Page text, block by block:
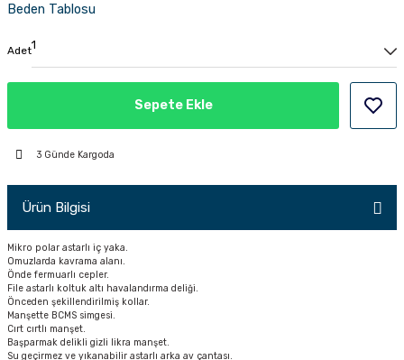
Beden Tablosu
Adet
Sepete Ekle
3 Günde Kargoda
Ürün Bilgisi
Mikro polar astarlı iç yaka.
Omuzlarda kavrama alanı.
Önde fermuarlı cepler.
File astarlı koltuk altı havalandırma deliği.
Önceden şekillendirilmiş kollar.
Manşette BCMS simgesi.
Cırt cırtlı manşet.
Başparmak delikli gizli likra manşet.
Su geçirmez ve yıkanabilir astarlı arka av çantası.